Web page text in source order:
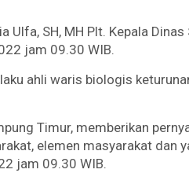
SH, MH Plt. Kepala Dinas
jam 09.30 WIB.
ahli waris biologis
Timur, memberikan
elemen masyarakat dan
jam 09.30 WIB.